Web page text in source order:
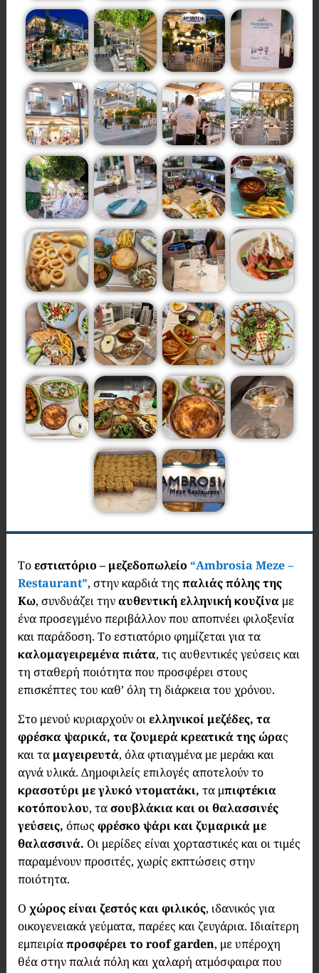
Τοεστιατόριο – μεζεδοπωλείο “Ambrosia Meze –
Restaurant”, στην καρδιά της παλιάς πόλης της
Κω, συνδυάζει τηναυθεντική ελληνική κουζίναμε
ένα προσεγμένο περιβάλλον που αποπνέει φιλοξενία
και παράδοση. Το εστιατόριο φημίζεται για τα
καλομαγειρεμένα πιάτα, τις αυθεντικές γεύσεις και
τη σταθερή ποιότητα που προσφέρει στους
επισκέπτες του καθ’ όλη τη διάρκεια του χρόνου.
Στο μενού κυριαρχούν οιελληνικοί μεζέδες, τα
φρέσκα ψαρικά, τα ζουμερά κρεατικάτης ώρας
και τα μαγειρευτά, όλα φτιαγμένα με μεράκι και
αγνά υλικά. Δημοφιλείς επιλογές αποτελούν το
κρασοτύρι με γλυκό ντοματάκι, τα μπιφτέκια
κοτόπουλου, τασουβλάκια και οι θαλασσινές
γεύσεις, όπως φρέσκο ψάρι και ζυμαρικά με
θαλασσινά. Οι μερίδες είναι χορταστικές και οι τιμές
παραμένουν προσιτές, χωρίς εκπτώσεις στην
ποιότητα.
Ο χώρος είναι ζεστός και φιλικός, ιδανικός για
οικογενειακά γεύματα, παρέες και ζευγάρια. Ιδιαίτερη
εμπειρίαπροσφέρει το roof garden, με υπέροχη
θέα στην παλιά πόλη και χαλαρή ατμόσφαιρα που